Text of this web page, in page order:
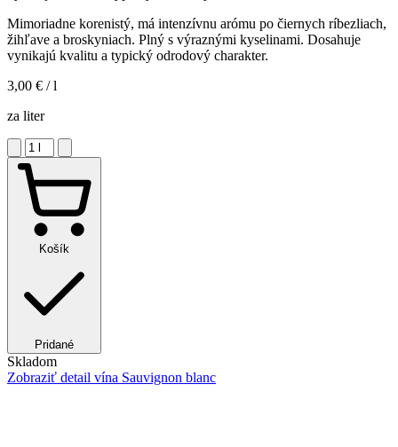
Mimoriadne korenistý, má intenzívnu arómu po čiernych ríbezliach,
žihľave a broskyniach. Plný s výraznými kyselinami. Dosahuje
vynikajú kvalitu a typický odrodový charakter.
3,00 € / l
za liter
Košík
Pridané
Skladom
Zobraziť detail vína Sauvignon blanc